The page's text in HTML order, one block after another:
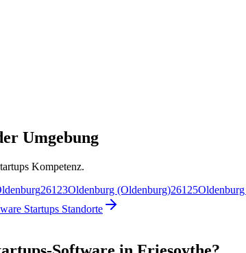
Umgebung
Kompetenz.
26123Oldenburg (Oldenburg)26125
Startups Standorte